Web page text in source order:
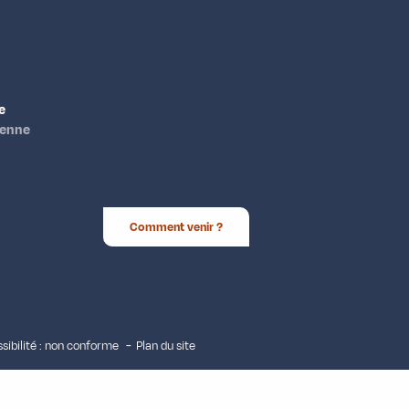
Comment venir ?
: non conforme Plan du site